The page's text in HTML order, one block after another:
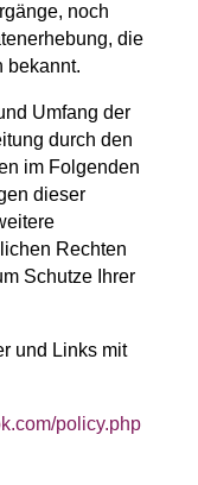
noch
die
bekannt.
Umfang der
durch den
im Folgenden
dieser
Rechten
Schutze Ihrer
und Links mit
policy.php